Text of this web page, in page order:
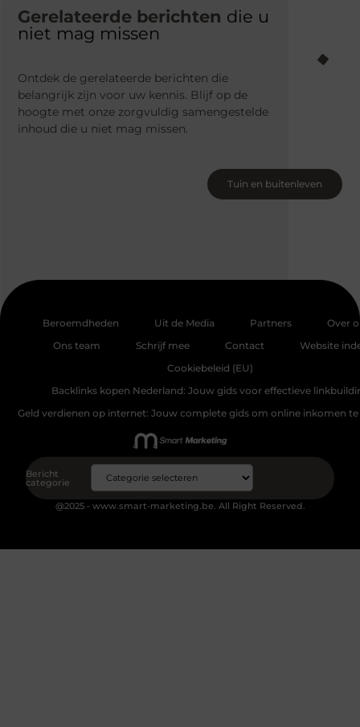
Gerelateerde berichten die u
niet mag missen
Ontdek de gerelateerde berichten die
belangrijk zijn voor uw kennis. Blijf op de
hoogte met onze zorgvuldig samengestelde
inhoud die u niet mag missen.
Tuin en buitenleven
Beroemdheden Uit de Media Partners
Over
Ons team
Schrijf mee Contact
Website
Cookiebeleid (EU)
Backlinks kopen Nederland: Jouw gids voor effectieve
Geld verdienen op internet: Jouw complete gids om online inkomen
Bericht
categorie
@2025 - www.smart-marketing.be. All Right Reserved.